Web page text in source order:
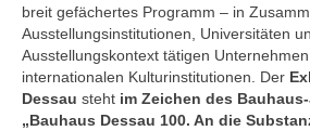
breit gefächertes Programm – in
Ausstellungsinstitutionen, Universitäten
Ausstellungskontext tätigen
internationalen Kulturinstitutionen. Der
Dessau steht im Zeichen des
„Bauhaus Dessau 100. An die